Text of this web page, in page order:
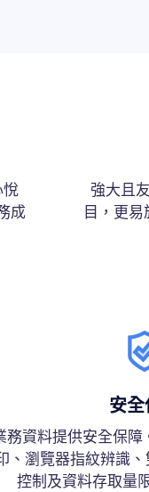
悅
成
強大且
目，更
安
務資料提供安全保
、瀏覽器指紋辨識
控制及資料存取量